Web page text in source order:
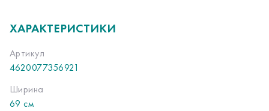
ХАРАКТЕРИСТИКИ
Артикул
4620077356921
Ширина
69 см